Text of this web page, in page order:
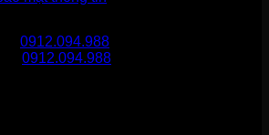
0912.094.988
0912.094.988